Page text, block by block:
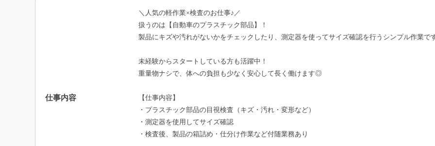
仕事内容
＼人気の軽作業×検査のお仕事♪／
扱うのは【自動車のプラスチック部品】！
製品にキズや汚れがないかをチェックしたり、測定器を使ってサイズ確認を行うシンプル作業で
未経験からスタートしている方も活躍中！
重量物ナシで、体への負担も少なく安心して長く働けます◎
【仕事内容】
・プラスチック部品の目視検査（キズ・汚れ・変形など）
・測定器を使用してサイズ確認
・検査後、製品の箱詰め・仕分け作業など付随業務あり